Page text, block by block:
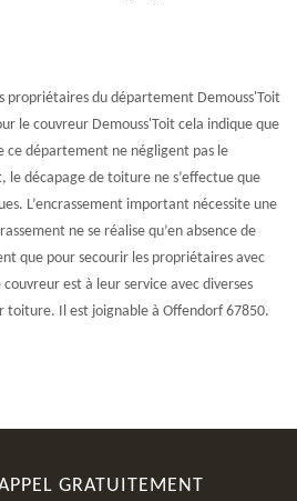
propriétaires du département Demouss'Toit
le couvreur Demouss'Toit cela indique que
ce département ne négligent pas le
décapage de toiture ne s’effectue que
L’encrassement important nécessite une
ne se réalise qu’en absence de
que pour secourir les propriétaires avec
est à leur service avec diverses
toiture. Il est joignable à Offendorf 67850.
GRATUITEMENT